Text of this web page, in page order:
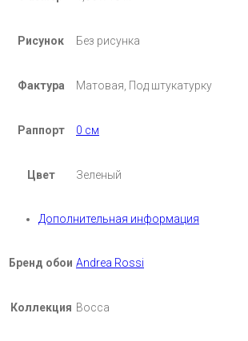
Рисунок Без рисунка
Фактура Матовая, Под штукатурку
Раппорт 0 см
Цвет Зеленый
Дополнительная информация
Бренд обои Andrea Rossi
Коллекция Bocca